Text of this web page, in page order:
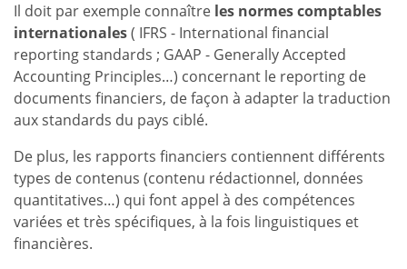
Il doit par exemple connaître les normes comptables
internationales( IFRS - International financial
reporting standards ; GAAP - Generally Accepted
Accounting Principles…) concernant le reporting de
documents financiers, de façon à adapter la traduction
aux standards du pays ciblé.
De plus, les rapports financiers contiennent différents
types de contenus (contenu rédactionnel, données
quantitatives…) qui font appel à des compétences
variées et très spécifiques, à la fois linguistiques et
financières.